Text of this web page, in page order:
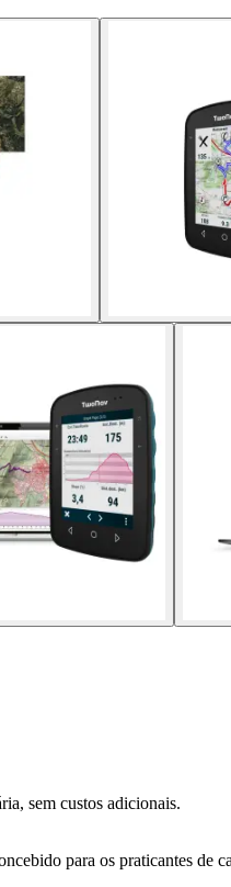
sem custos adicionais.
para os praticantes de